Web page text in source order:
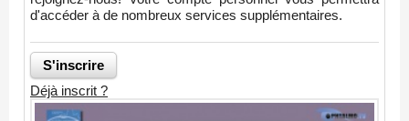
d'accéder à de nombreux services supplémentaires.
Déjà inscrit ?